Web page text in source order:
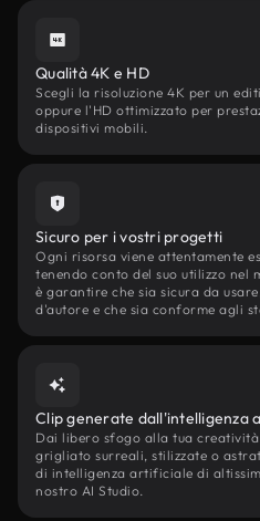
Qualità 4K e HD
Scegli la risoluzione 4K per un
oppure l'HD ottimizzato per
dispositivi mobili.
Sicuro per i vostri progetti
Ogni risorsa viene attentamente
tenendo conto del suo utilizzo nel
è garantire che sia sicura da
d'autore e che sia conforme agli
Clip generate dall'intelligenza
Dai libero sfogo alla tua
grigliato surreali, stilizzate o
di intelligenza artificiale di
nostro AI Studio.